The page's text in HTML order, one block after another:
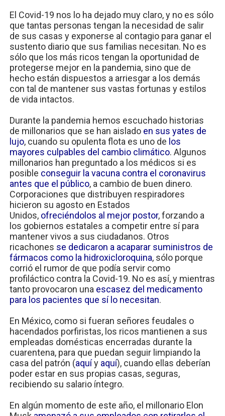
El Covid-19 nos lo ha dejado muy claro, y no es sólo
que tantas personas tengan la necesidad de salir
de sus casas y exponerse al contagio para ganar el
sustento diario que sus familias necesitan. No es
sólo que los más ricos tengan la oportunidad de
protegerse mejor en la pandemia, sino que de
hecho están dispuestos a arriesgar a los demás
con tal de mantener sus vastas fortunas y estilos
de vida intactos.
Durante la pandemia hemos escuchado historias
de millonarios que se han aislado en sus yates de
lujo, cuando su opulenta flota es uno de los
mayores culpables del cambio climático. Algunos
millonarios han preguntado a los médicos si es
posible conseguir la vacuna contra el coronavirus
antes que el público, a cambio de buen dinero.
Corporaciones que distribuyen respiradores
hicieron su agosto en Estados
Unidos, ofreciéndolos al mejor postor, forzando a
los gobiernos estatales a competir entre sí para
mantener vivos a sus ciudadanos. Otros
ricachones se dedicaron a acaparar suministros de
fármacos como la hidroxicloroquina, sólo porque
corrió el rumor de que podía servir como
profiláctico contra la Covid-19. No es así, y mientras
tanto provocaron una escasez del medicamento
para los pacientes que sí lo necesitan.
En México, como si fueran señores feudales o
hacendados porfiristas, los ricos mantienen a sus
empleadas domésticas encerradas durante la
cuarentena, para que puedan seguir limpiando la
casa del patrón (aquíy aquí), cuando ellas deberían
poder estar en sus propias casas, seguras,
recibiendo su salario íntegro.
En algún momento de este año, el millonario Elon